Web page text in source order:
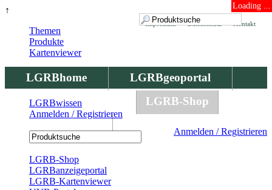
↑ Loading ...
Kontakt
Datenschutz
Impressum
LGRBhome
LGRBgeoportal
LGRBbohrungen
LGRB-Shop
Anmelden / Registrieren
Themen
Produkte
Kartenviewer
LGRBwissen
Anmelden / Registrieren
LGRB-Shop
LGRBanzeigeportal
LGRB-Kartenviewer